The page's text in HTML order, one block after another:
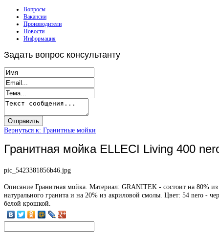
Вопросы
Вакансии
Производители
Новости
Информация
Задать вопрос консультанту
Вернуться к: Гранитные мойки
Гранитная мойка ELLECI Living 400
pic_5423381856b46.jpg
Описание Гранитная мойка. Материал: GRANITEK - состоит на 80% из
натурального гранита и на 20% из акриловой смолы. Цвет: 54 nero -
белой крошкой.